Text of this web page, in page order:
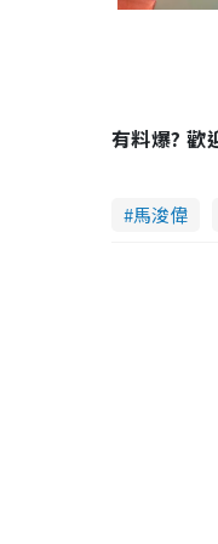
有料爆?
馬浚偉